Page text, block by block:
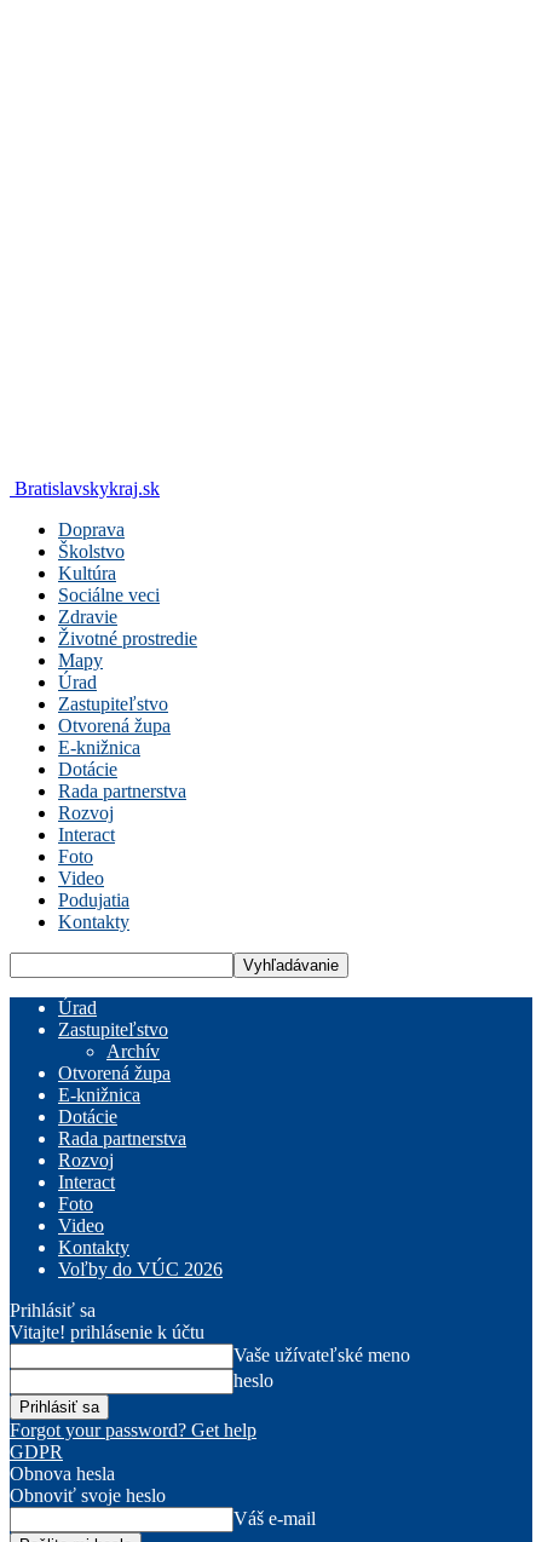
Bratislavskykraj.sk
Doprava
Školstvo
Kultúra
Sociálne veci
Zdravie
Životné prostredie
Mapy
Úrad
Zastupiteľstvo
Otvorená župa
E-knižnica
Dotácie
Rada partnerstva
Rozvoj
Interact
Foto
Video
Podujatia
Kontakty
Úrad
Zastupiteľstvo
Archív
Otvorená župa
E-knižnica
Dotácie
Rada partnerstva
Rozvoj
Interact
Foto
Video
Kontakty
Voľby do VÚC 2026
Prihlásiť sa
Vitajte! prihlásenie k účtu
Vaše užívateľské meno
heslo
Forgot your password? Get help
GDPR
Obnova hesla
Obnoviť svoje heslo
Váš e-mail